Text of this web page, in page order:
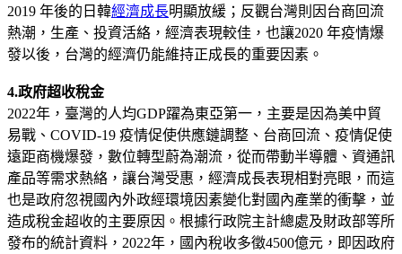
2019 年後的日韓經濟成長明顯放緩；反觀台灣則因台商回流
熱潮，生產、投資活絡，經濟表現較佳，也讓2020 年疫情爆
發以後，台灣的經濟仍能維持正成長的重要因素。
4.政府超收稅金
2022年，臺灣的人均GDP躍為東亞第一，主要是因為美中貿
易戰、COVID-19 疫情促使供應鏈調整、台商回流、疫情促使
遠距商機爆發，數位轉型蔚為潮流，從而帶動半導體、資通訊
產品等需求熱絡，讓台灣受惠，經濟成長表現相對亮眼，而這
也是政府忽視國內外政經環境因素變化對國內產業的衝擊，並
造成稅金超收的主要原因。根據行政院主計總處及財政部等所
發布的統計資料，2022年，國內稅收多徵4500億元，即因政府